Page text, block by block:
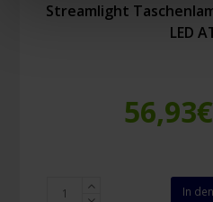
Streamlight
LED
56,93€
Streamlight
In